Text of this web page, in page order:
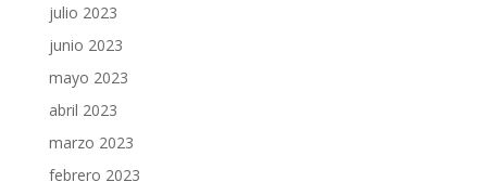
julio 2023
junio 2023
mayo 2023
abril 2023
marzo 2023
febrero 2023